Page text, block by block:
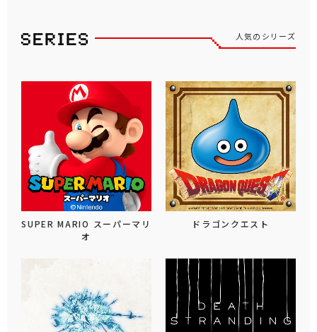
人気のシリーズ
SUPER MARIO スーパーマリ
オ
ドラゴンクエスト